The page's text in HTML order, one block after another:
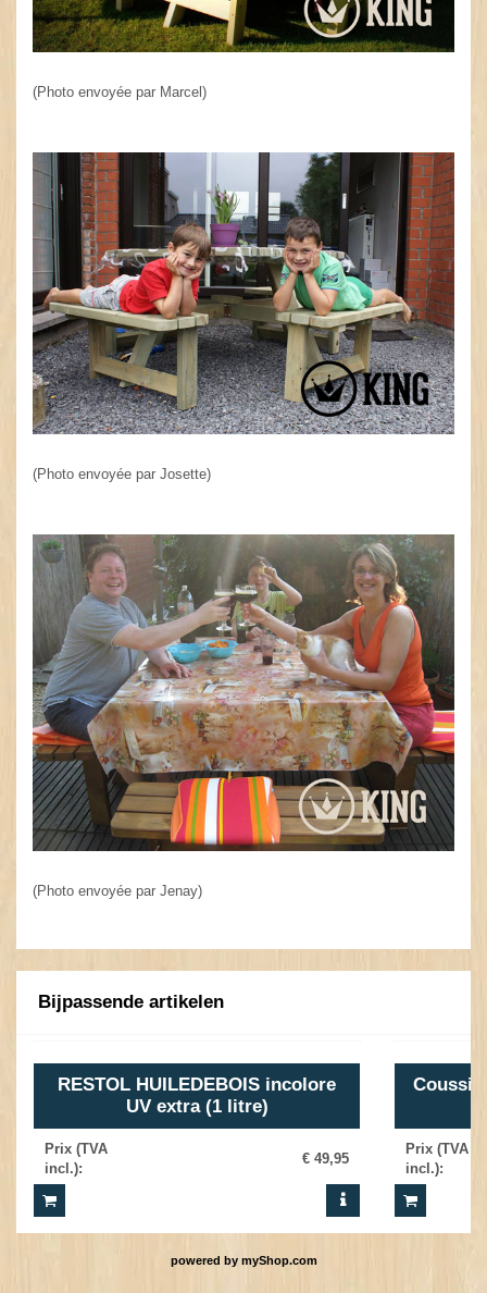
(Photo envoyée par Marcel)
(Photo envoyée par Josette)
(Photo envoyée par Jenay)
Bijpassende artikelen
RESTOL HUILEDEBOIS incolore
UV extra (1 litre)
Prix (TVA
incl.):
€ 49,95
Prix (TVA
incl.):
powered by myShop.com